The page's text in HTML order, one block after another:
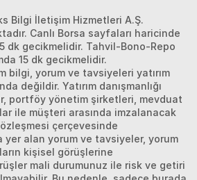
Bilgi İletişim Hizmetleri A.Ş.
Canlı Borsa sayfaları haricinde
dk gecikmelidir. Tahvil-Bono-Repo
15 dk gecikmelidir.
bilgi, yorum ve tavsiyeleri yatırım
değildir. Yatırım danışmanlığı
portföy yönetim şirketleri, mevduat
ile müşteri arasında imzalanacak
çerçevesinde
yer alan yorum ve tavsiyeler, yorum
kişisel görüşlerine
mali durumunuz ile risk ve getiri